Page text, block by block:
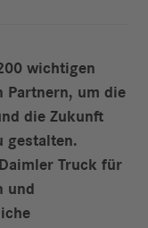
wichtigen
Partnern, um die
die Zukunft
gestalten.
Truck für
und